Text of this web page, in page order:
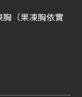
胸（果凍胸依實